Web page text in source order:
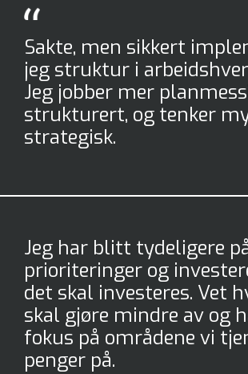
Sakte, men sikkert
jeg struktur i
Jeg jobber mer
strukturert, og tenker
strategisk.
Jeg har blitt tydeligere
prioriteringer og
det skal investeres. Vet
skal gjøre mindre av og
fokus på områdene vi
penger på.